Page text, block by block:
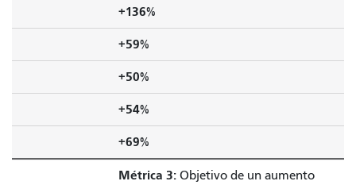
+136%
+59%
+50%
+54%
+69%
Métrica 3:Objetivo de un aumento